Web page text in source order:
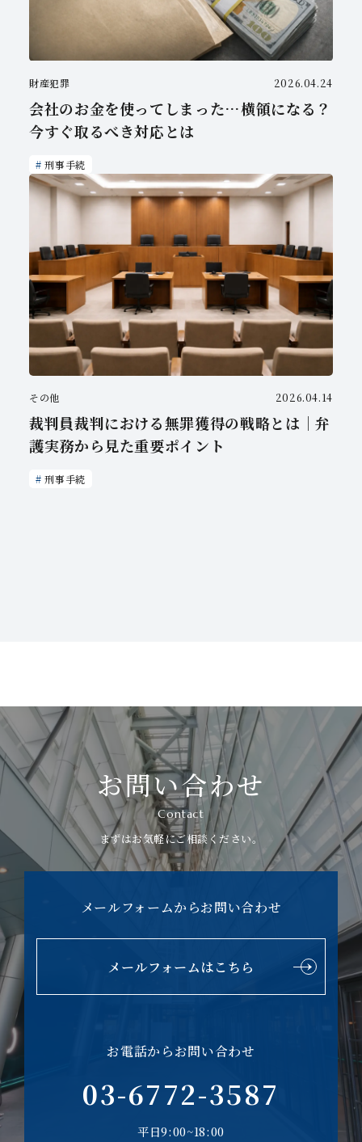
財産犯罪 2026.04.24
会社のお金を使ってしまった…横領になる？
今すぐ取るべき対応とは
刑事手続
その他 2026.04.14
裁判員裁判における無罪獲得の戦略とは｜弁
護実務から見た重要ポイント
刑事手続
お問い合わせ
Contact
まずはお気軽にご相談ください。
メールフォームからお問い合わせ
メールフォームはこちら
お電話からお問い合わせ
03-6772-3587
平日9:00~18:00